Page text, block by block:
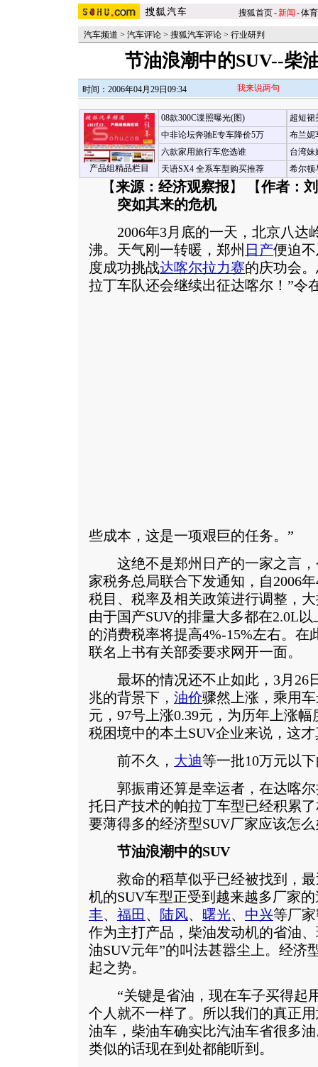
搜狐首页-新闻 -体育
汽车频道 > 汽车评论 > 搜狐汽车评论 > 行业研判
节油浪潮中的SUV--柴
时间：2006年04月29日09:34 我来说两句
产品组精品栏目
08款300C谍照曝光(图)
中非论坛奔驰E专车降价5万
六款家用旅行车您选谁
天语SX4 全系车型购买推荐
超短裙
布兰妮
台湾妹
希尔顿
【来源：经济观察报 】 【作者：
突如其来的危机
2006年3月底的一天，北京八达
沸。天气刚一转暖，郑州 日产便迫
度成功挑战达喀尔拉力赛的庆功会
拉丁车队还会继续出征达喀尔！”令
些成本，这是一项艰巨的任务。”
这绝不是郑州日产的一家之言，
家税务总局联合下发通知，自2006
税目、税率及相关政策进行调整，
由于国产SUV的排量大多都在2.0L
的消费税率将提高4%-15%左右。在
联名上书有关部委要求网开一面。
最坏的情况还不止如此，3月26
兆的背景下， 油价骤然上涨，乘用
元，97号上涨0.39元，为历年上涨
税困境中的本土SUV企业来说，这
前不久， 大迪等一批10万元以
郭振甫还算是幸运者，在达喀尔
托日产技术的帕拉丁车型已经积累
要薄得多的经济型SUV厂家应该怎
节油浪潮中的SUV
救命的稻草似乎已经被找到，最
机的SUV车型正受到越来越多厂家
丰、 福田 、 陆风、 曙光、 中兴等厂
作为主打产品，柴油发动机的省油
油SUV元年”的叫法甚嚣尘上。经济
起之势。
“关键是省油，现在车子买得起
个人就不一样了。所以我们的真正
油车，柴油车确实比汽油车省很多
类似的话现在到处都能听到。